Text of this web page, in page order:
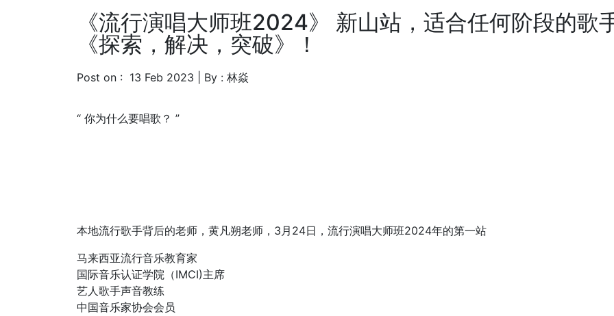
《流行演唱大师班2024》 新山站，适合任何阶段的歌
《探索，解决，突破》！
Post on : 13 Feb 2023 | By : 林焱
“ 你为什么要唱歌？ ”
本地流行歌手背后的老师，黄凡朔老师，3月24日，流行演唱大师班2024年的第一站
马来西亚流行音乐教育家
国际音乐认证学院（IMCI)主席
艺人歌手声音教练
中国音乐家协会会员